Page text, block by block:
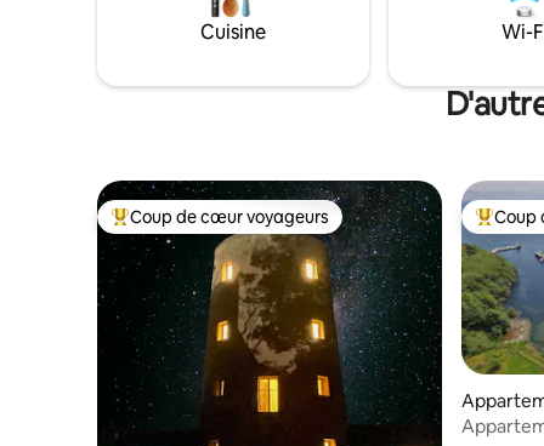
cabane est une petite maison, pas une
grande tente. Tout ce dont vous avez
un refuge élégant et confortable pour
rendre
Cuisine Wi-
Coup de cœur voyageurs parmi les plus aimés
Coup de cœur voyageurs Coup
Coup